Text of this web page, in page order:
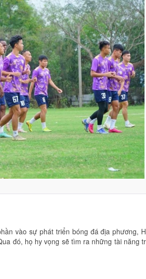
vào sự phát triển bóng đá địa phương,
đó, họ hy vọng sẽ tìm ra những tài năng